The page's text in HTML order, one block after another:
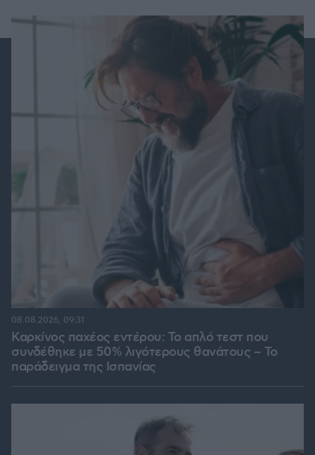
Καρκίνος παχέος εντέρου: Το απλό τεστ που
συνδέθηκε με 50% λιγότερους θανάτους – Το
παράδειγμα της Ισπανίας
08.08.2026, 09:31